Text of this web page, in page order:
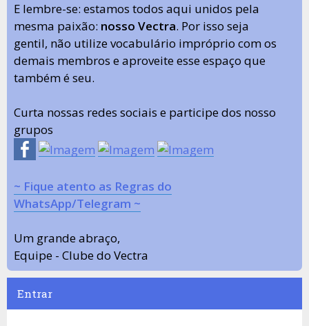
E lembre-se: estamos todos aqui unidos pela
mesma paixão: nosso Vectra. Por isso seja
gentil, não utilize vocabulário impróprio com os
demais membros e aproveite esse espaço que
também é seu.
Curta nossas redes sociais e participe dos nosso
grupos
~ Fique atento as Regras do
WhatsApp/Telegram ~
Um grande abraço,
Equipe - Clube do Vectra
Entrar